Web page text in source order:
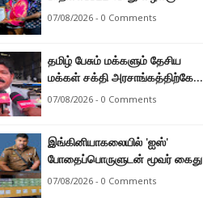
மாகாண மக்கள் நீட்டிய
நுவரெலியா மாநகர சபை பிரதி
முதல்வர் எஸ். யோகராஜா
07/08/2026 - 0 Comments
தமிழ் பேசும் மக்களும் தேசிய
மக்கள் சக்தி அரசாங்கத்திற்கே
ஆணையளித்துள்ளனர் –
07/08/2026 - 0 Comments
இங்கினியாகலையில் 'ஐஸ்'
போதைப்பொருளுடன் மூவர் கைது
07/08/2026 - 0 Comments